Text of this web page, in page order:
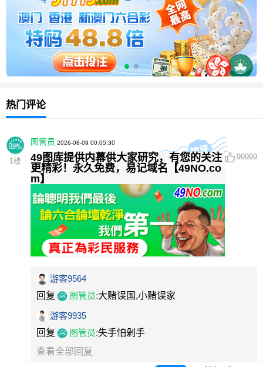
热门评论
1 楼
图管员 2026-08-09 00:05:30
49图库提供内幕供大家研究，有您的关注
更精彩！永久免费，易记域名【49NO.co
m】
99999
游客9564
回复
图管员:大赌误国,小赌误家
游客9935
回复
图管员:失手怕剁手
查看全部回复